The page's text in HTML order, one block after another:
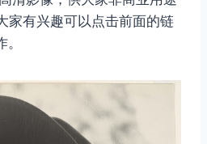
家有兴趣可以点击前面的链